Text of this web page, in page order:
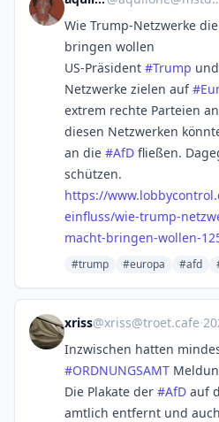
Wie Trump-Netzwerke
bringen wollen
US-Präsident #Trump
Netzwerke zielen auf#
extrem rechte Parteien
diesen Netzwerken
an die #AfD fließen.
schützen.
https://www.
einfluss/wie-trump-
macht-bringen-wollen-
#trump #europa #afd
xriss@xriss@troet.cafe·
Inzwischen hatten
#ORDNUNGSAMT
Die Plakate der #AfD auf
amtlich entfernt und